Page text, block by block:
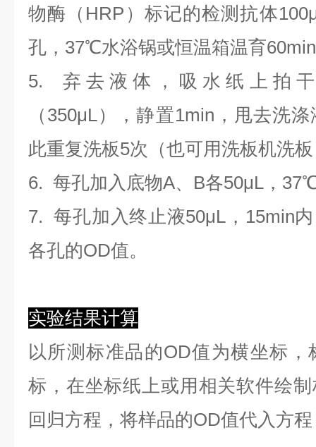
物酶（HRP）标记的检测抗体
孔，37℃水浴锅或恒温箱温育
5. 弃去液体，吸水纸上拍
（350μL）
，静置1min，甩去洗
此重复洗板5次（也可用洗板机洗
6. 每孔加入底物A、B各50μL，
7. 每孔加入终止液50μL，15min
各孔的OD值。
实验结果计算
以所测标准品的OD值为横坐标，
标，在坐标纸上或用相关软件绘制
回归方程 ， 将样品的OD值代入方